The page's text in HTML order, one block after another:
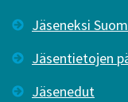
Jäseneksi
Jäsentietojen
Jäsenedut